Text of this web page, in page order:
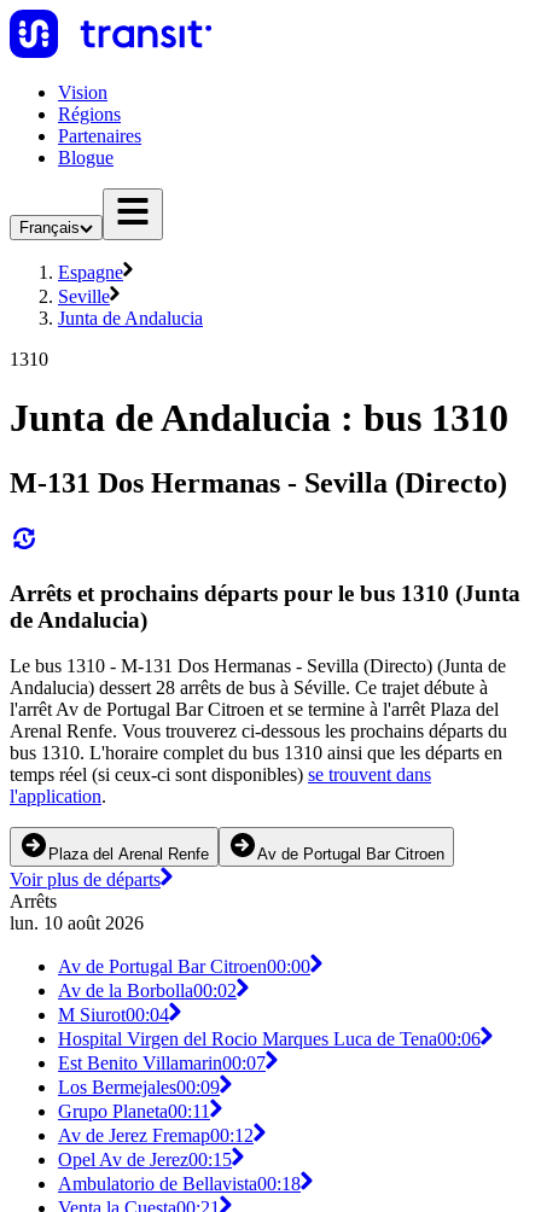
Vision
Régions
Partenaires
Blogue
Français
Espagne
Seville
Junta de Andalucia
1310
Junta de Andalucia : bus 1310
M-131 Dos Hermanas - Sevilla (Directo)
Arrêts et prochains départs pour le bus 1310 (Junta
de Andalucia)
Le bus 1310 - M-131 Dos Hermanas - Sevilla (Directo) (Junta de
Andalucia) dessert 28 arrêts de bus à Séville. Ce trajet débute à
l'arrêt Av de Portugal Bar Citroen et se termine à l'arrêt Plaza del
Arenal Renfe. Vous trouverez ci-dessous les prochains départs du
bus 1310. L'horaire complet du bus 1310 ainsi que les départs en
temps réel (si ceux-ci sont disponibles) se trouvent dans
l'application.
Plaza del Arenal Renfe Av de Portugal Bar Citroen
Voir plus de départs
Arrêts
lun. 10 août 2026
Av de Portugal Bar Citroen00:00
Av de la Borbolla00:02
M Siurot00:04
Hospital Virgen del Rocio Marques Luca de Tena00:06
Est Benito Villamarin00:07
Los Bermejales00:09
Grupo Planeta00:11
Av de Jerez Fremap00:12
Opel Av de Jerez00:15
Ambulatorio de Bellavista00:18